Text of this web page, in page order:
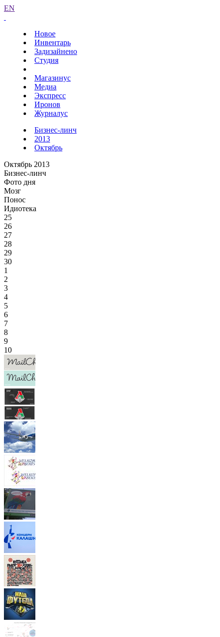
EN
Новое
Инвентарь
Задизайнено
Студия
Магазинус
Медиа
Экспресс
Иронов
Журналус
Бизнес-линч
2013
Октябрь
Октябрь 2013
Бизнес-линч
Фото дня
Мозг
Понос
Идиотека
25
26
27
28
29
30
1
2
3
4
5
6
7
8
9
10